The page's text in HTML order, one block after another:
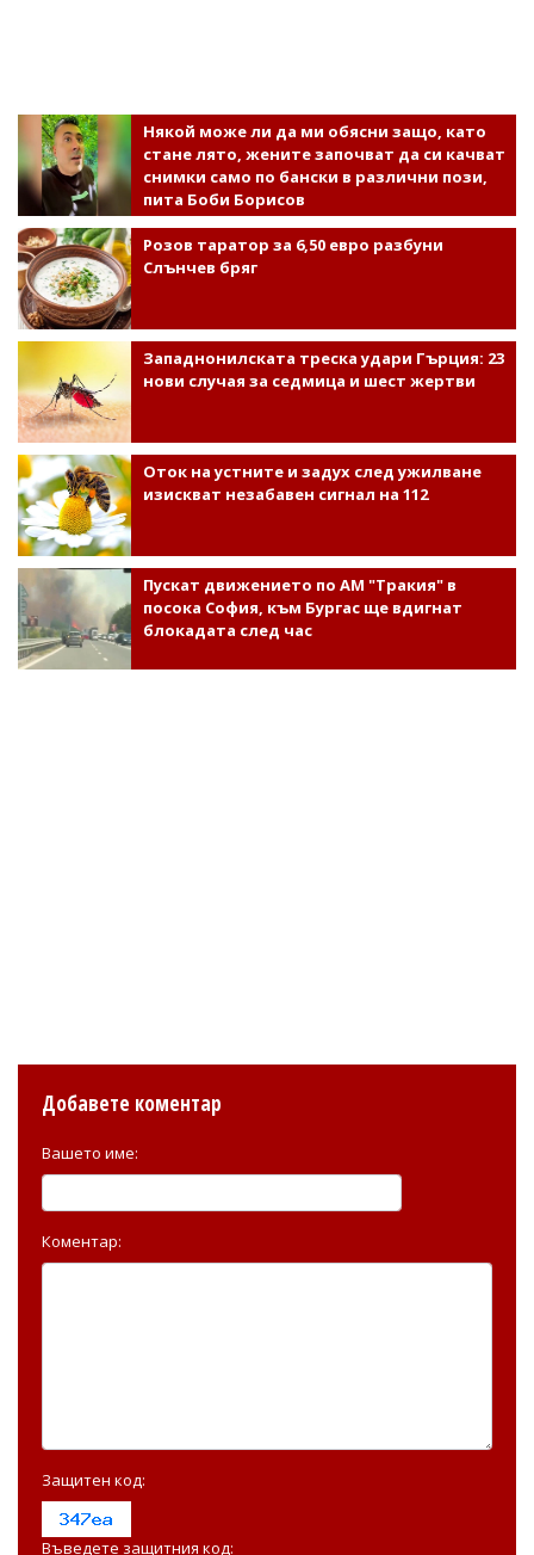
Някой може ли да ми обясни защо, като
стане лято, жените започват да си качват
снимки само по бански в различни пози,
пита Боби Борисов
Розов таратор за 6,50 евро разбуни
Слънчев бряг
Западнонилската треска удари Гърция: 23
нови случая за седмица и шест жертви
Оток на устните и задух след ужилване
изискват незабавен сигнал на 112
Пускат движението по АМ "Тракия" в
посока София, към Бургас ще вдигнат
блокадата след час
Добавете коментар
Вашето име:
Коментар:
Защитен код:
Въведете защитния код: